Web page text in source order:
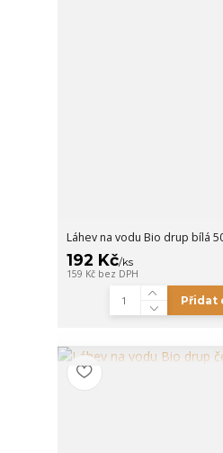
Láhev na vodu Bio drup bílá
192 Kč/ks
159 Kč bez DPH
Přidat